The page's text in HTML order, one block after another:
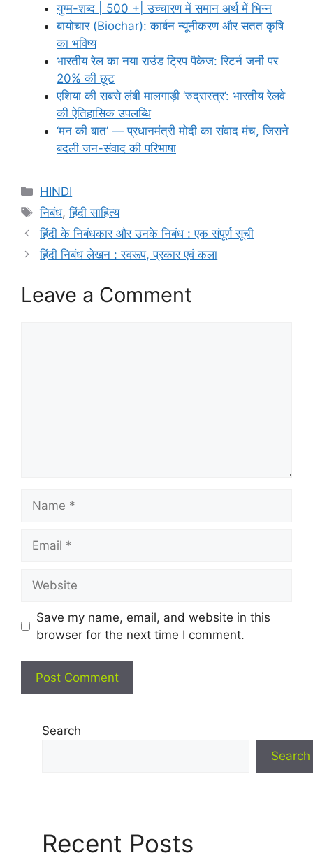
युग्म-शब्द | 500 +| उच्चारण में समान अर्थ में भिन्न
बायोचार (Biochar): कार्बन न्यूनीकरण और सतत कृषि
का भविष्य
भारतीय रेल का नया राउंड ट्रिप पैकेज: रिटर्न जर्नी पर
20% की छूट
एशिया की सबसे लंबी मालगाड़ी ‘रुद्रास्त्र’: भारतीय रेलवे
की ऐतिहासिक उपलब्धि
‘मन की बात’ — प्रधानमंत्री मोदी का संवाद मंच, जिसने
बदली जन-संवाद की परिभाषा
Categories
HINDI
Tags
निबंध,हिंदी साहित्य
हिंदी के निबंधकार और उनके निबंध : एक संपूर्ण सूची
हिंदी निबंध लेखन : स्वरूप, प्रकार एवं कला
Leave a Comment
Save my name, email, and website in this
browser for the next time I comment.
Search
Search
Recent Posts